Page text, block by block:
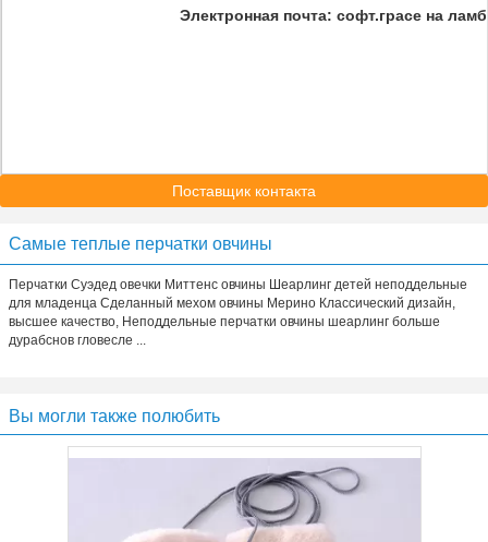
Электронная почта: софт.грасе на
Поставщик контакта
Самые теплые перчатки овчины
Перчатки Суэдед овечки Миттенс овчины Шеарлинг детей неподдельные
для младенца Сделанный мехом овчины Мерино Классический дизайн,
высшее качество, Неподдельные перчатки овчины шеарлинг больше
дурабснов гловесле ...
Вы могли также полюбить